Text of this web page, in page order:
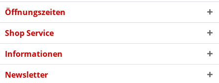
Öffnungszeiten
Shop Service
Informationen
Newsletter